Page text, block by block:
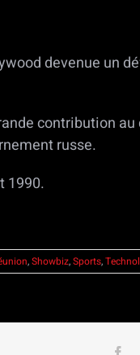
devenue un
contribution
russe.
1990.
,Showbiz,Sports,